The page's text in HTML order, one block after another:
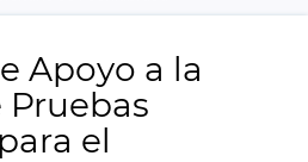
Apoyo a la
Pruebas
el